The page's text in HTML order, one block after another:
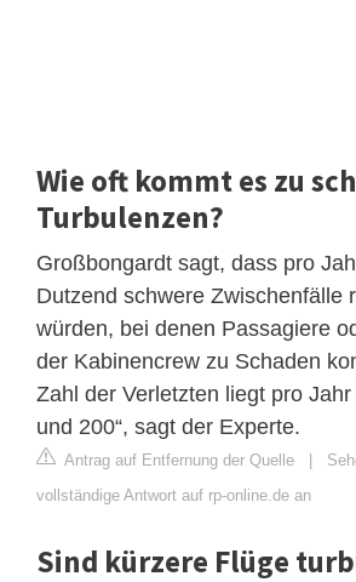
Wie oft kommt es zu
Turbulenzen?
Großbongardt sagt, dass pro
Dutzend schwere Zwischenfälle
würden, bei denen Passagiere
der Kabinencrew zu Schaden
Zahl der Verletzten liegt pro
und 200“, sagt der Experte.
Antrag auf Entfernung der Quelle |
vollständige Antwort auf rp-online.de an
Sind kürzere Flüge